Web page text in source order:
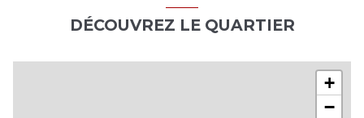
DÉCOUVREZ LE QUARTIER
+
−